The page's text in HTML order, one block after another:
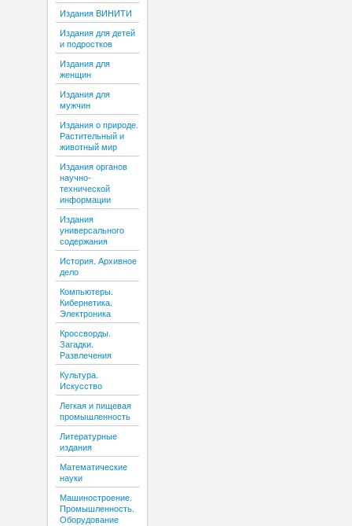
Издания ВИНИТИ
Издания для детей
и подростков
Издания для
женщин
Издания для
мужчин
Издания о природе.
Растительный и
животный мир
Издания органов
научно-
технической
информации
Издания
универсального
содержания
История. Архивное
дело
Компьютеры.
Кибернетика.
Электроника
Кроссворды.
Загадки.
Развлечения
Культура.
Искусство
Легкая и пищевая
промышленность
Литературные
издания
Математические
науки
Машиностроение.
Промышленность.
Оборудование